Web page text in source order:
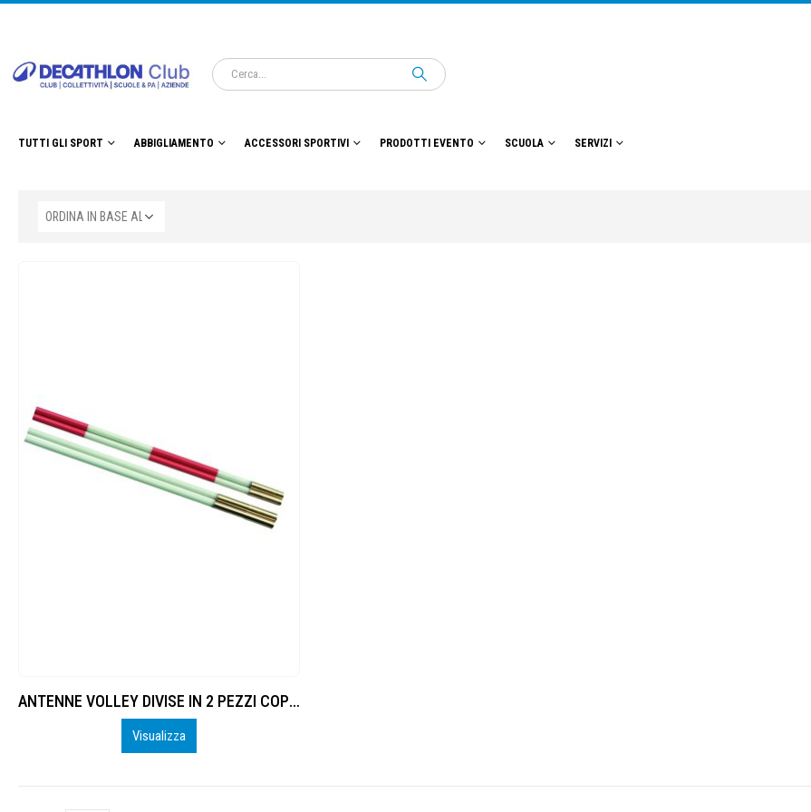
TUTTI GLI SPORT ABBIGLIAMENTO ACCESSORI SPORTIVI PRODOTTI EVENTO SCUOLA SERVIZI
ANTENNE VOLLEY DIVISE IN 2 PEZZI COPPIA
Visualizza